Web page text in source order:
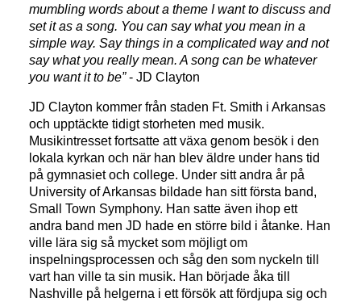
mumbling words about a theme I want to discuss and
set it as a song. You can say what you mean in a
simple way. Say things in a complicated way and not
say what you really mean. A song can be whatever
you want it to be”- JD Clayton
JD Clayton kommer från staden Ft. Smith i Arkansas
och upptäckte tidigt storheten med musik.
Musikintresset fortsatte att växa genom besök i den
lokala kyrkan och när han blev äldre under hans tid
på gymnasiet och college. Under sitt andra år på
University of Arkansas bildade han sitt första band,
Small Town Symphony. Han satte även ihop ett
andra band men JD hade en större bild i åtanke. Han
ville lära sig så mycket som möjligt om
inspelningsprocessen och såg den som nyckeln till
vart han ville ta sin musik. Han började åka till
Nashville på helgerna i ett försök att fördjupa sig och